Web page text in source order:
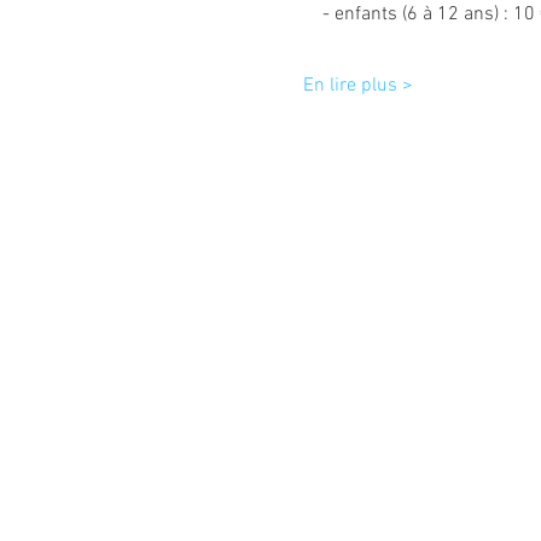
- enfants (6 à 12 ans) : 10
En lire plus >